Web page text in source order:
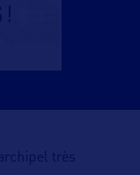
très